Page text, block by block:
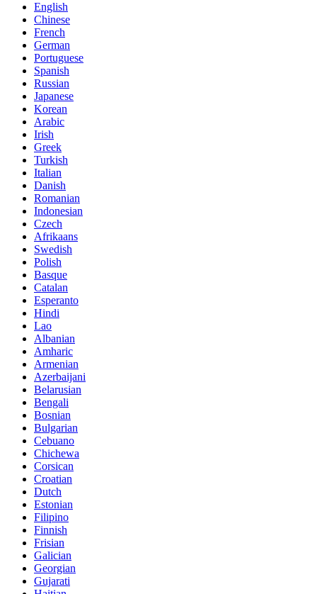
English
Chinese
French
German
Portuguese
Spanish
Russian
Japanese
Korean
Arabic
Irish
Greek
Turkish
Italian
Danish
Romanian
Indonesian
Czech
Afrikaans
Swedish
Polish
Basque
Catalan
Esperanto
Hindi
Lao
Albanian
Amharic
Armenian
Azerbaijani
Belarusian
Bengali
Bosnian
Bulgarian
Cebuano
Chichewa
Corsican
Croatian
Dutch
Estonian
Filipino
Finnish
Frisian
Galician
Georgian
Gujarati